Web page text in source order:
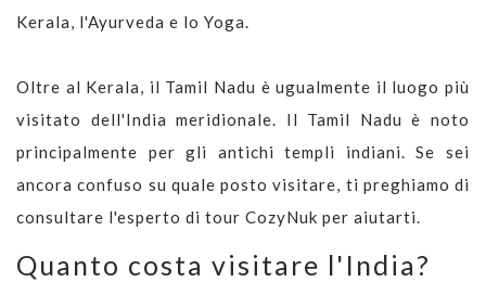
Kerala, l'Ayurveda e lo Yoga.
Oltre al Kerala, il Tamil Nadu è ugualmente il luogo più
visitato dell'India meridionale. Il Tamil Nadu è noto
principalmente per gli antichi templi indiani. Se sei
ancora confuso su quale posto visitare, ti preghiamo di
consultare l'esperto di tour CozyNuk per aiutarti.
Quanto costa visitare l'India?